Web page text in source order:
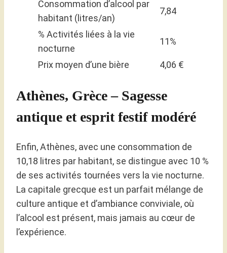
Consommation d’alcool par
habitant (litres/an)
7,84
% Activités liées à la vie
nocturne
11%
Prix moyen d’une bière 4,06 €
Athènes, Grèce – Sagesse
antique et esprit festif modéré
Enfin, Athènes, avec une consommation de
10,18 litres par habitant, se distingue avec 10 %
de ses activités tournées vers la vie nocturne.
La capitale grecque est un parfait mélange de
culture antique et d’ambiance conviviale, où
l’alcool est présent, mais jamais au cœur de
l’expérience.